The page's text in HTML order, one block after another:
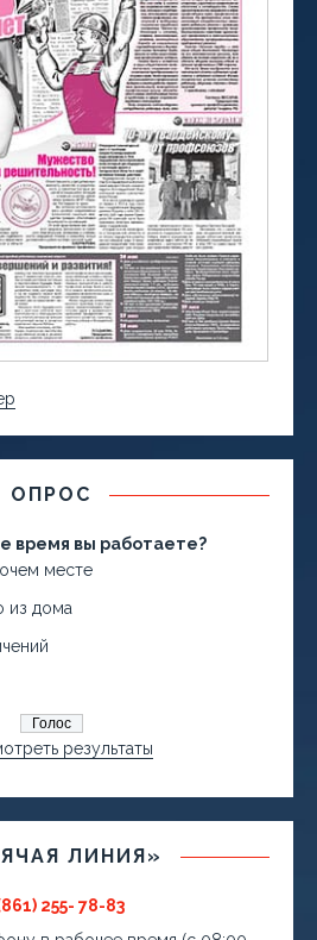
ОПРОС
время вы работаете?
месте
из дома
результаты
ЛИНИЯ»
255- 78-83